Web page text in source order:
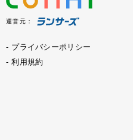
運営元：
プライバシーポリシー
利用規約